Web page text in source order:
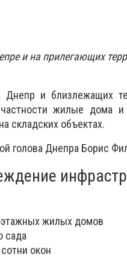
и на прилегающих
Днепр и близлежащих
частности жилые дома
складских объектах.
голова Днепра Борис
жилых домов
сада
окон